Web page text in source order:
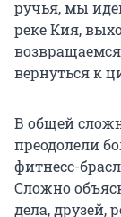
ручья, мы
реке Кия,
вернуться к
В общей
преодолели
фитнесс-
Сложно
дела, друзей,